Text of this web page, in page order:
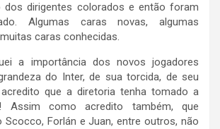
dos dirigentes colorados e então foram
Algumas caras novas, algumas
caras conhecidas.
a importância dos novos jogadores
do Inter, de sua torcida, de seu
que a diretoria tenha tomado a
Assim como acredito também, que
Forlán e Juan, entre outros, não